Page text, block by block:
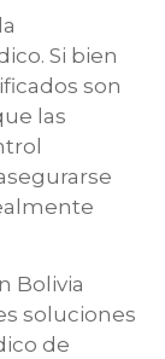
Si bien
son
las
Bolivia
soluciones
de